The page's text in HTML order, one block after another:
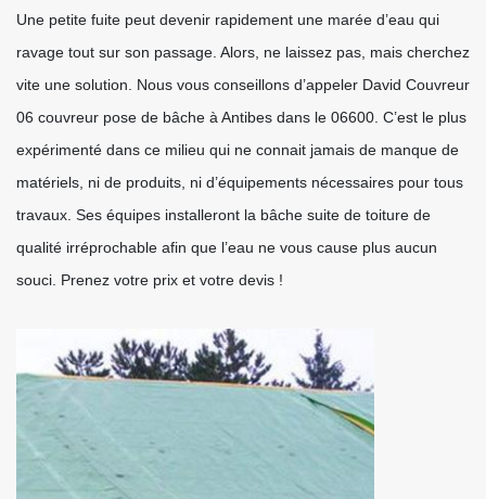
Une petite fuite peut devenir rapidement une marée d’eau qui
ravage tout sur son passage. Alors, ne laissez pas, mais cherchez
vite une solution. Nous vous conseillons d’appeler David Couvreur
06 couvreur pose de bâche à Antibes dans le 06600. C’est le plus
expérimenté dans ce milieu qui ne connait jamais de manque de
matériels, ni de produits, ni d’équipements nécessaires pour tous
travaux. Ses équipes installeront la bâche suite de toiture de
qualité irréprochable afin que l’eau ne vous cause plus aucun
souci. Prenez votre prix et votre devis !